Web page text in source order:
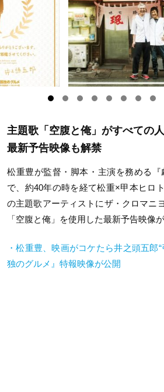
主題歌「空腹と俺」がすべての
最新予告映像も解禁
松重豊が監督・脚本・主演を務める『
で、約40年の時を経て松重×甲本ヒロ
の主題歌アーティストにザ・クロマニ
「空腹と俺」を使用した最新予告映像
・松重豊、映画がコケたら井之頭五郎
独のグルメ』特報映像が公開